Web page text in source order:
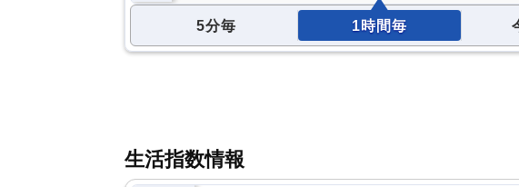
5分毎 1時間毎
生活指数情報